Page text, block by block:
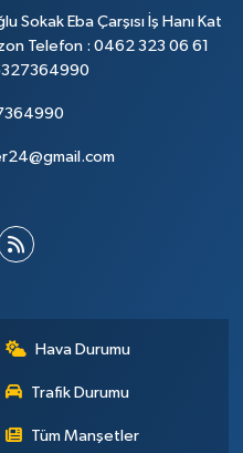
Sokak Eba Çarşısı İş Hanı Kat
Telefon : 0462 323 06 61
Hava Durumu
Trafik Durumu
Tüm Manşetler